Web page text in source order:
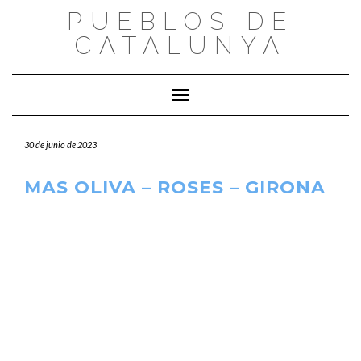
PUEBLOS DE
CATALUNYA
Cambiar modo de navegación
30 de junio de 2023
MAS OLIVA – ROSES – GIRONA